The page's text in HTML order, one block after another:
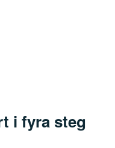
i fyra steg